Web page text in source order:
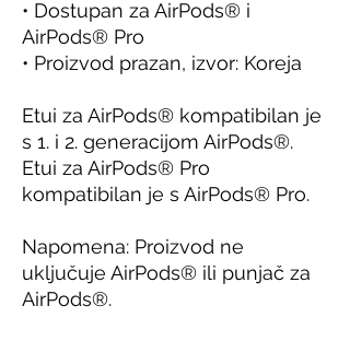
• Dostupan za AirPods® i
AirPods® Pro
• Proizvod prazan, izvor: Koreja
Etui za AirPods® kompatibilan je
s 1. i 2. generacijom AirPods®.
Etui za AirPods® Pro
kompatibilan je s AirPods® Pro.
Napomena: Proizvod ne
uključuje AirPods® ili punjač za
AirPods®.